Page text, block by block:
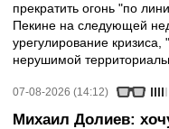
прекратить огонь "по
Пекине на следующей
урегулирование
нерушимой
07-08-2026 (14:12)
Михаил Долиев: